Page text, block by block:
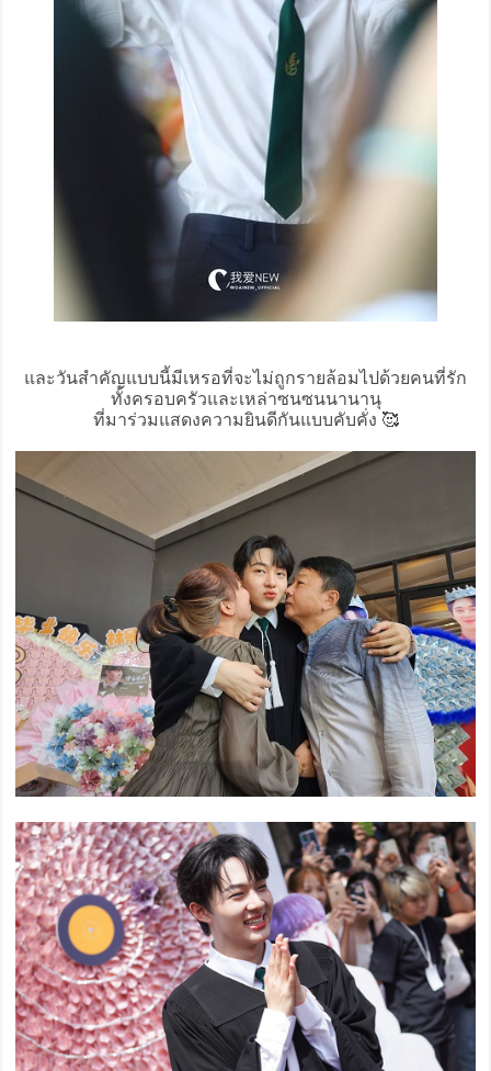
และวันสำคัญแบบนี้มีเหรอที่จะไม่ถูกรายล้อมไปด้วยคนที่รัก
ทั้งครอบครัวและเหล่าซนซนนานานุ
ที่มาร่วมแสดงความยินดีกันแบบคับคั่ง 🥰